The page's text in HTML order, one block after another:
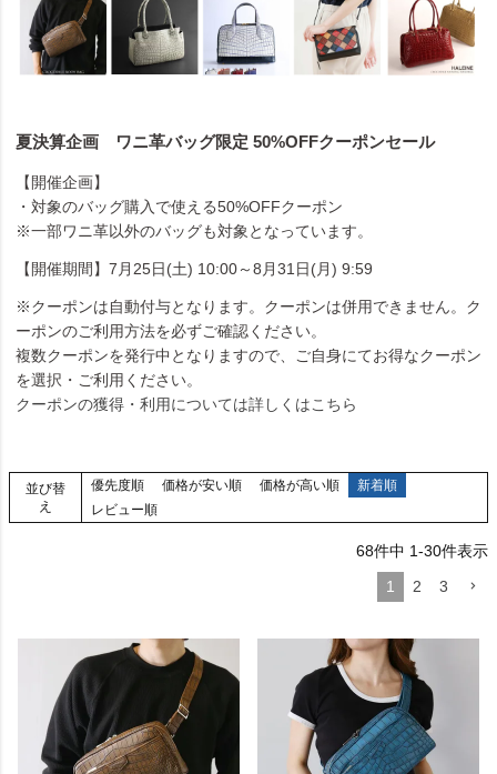
夏決算企画 ワニ革バッグ限定 50%OFFクーポンセール
【開催企画】
・対象のバッグ購入で使える50%OFFクーポン
※一部ワニ革以外のバッグも対象となっています。
【開催期間】7月25日(土) 10:00～8月31日(月) 9:59
※クーポンは自動付与となります。クーポンは併用できません。ク
ーポンのご利用方法を必ずご確認ください。
複数クーポンを発行中となりますので、ご自身にてお得なクーポン
を選択・ご利用ください。
クーポンの獲得・利用については詳しくはこちら
並び替
え
優先度順 価格が安い順 価格が高い順
新着順
レビュー順
68件中 1-30件表示
1
2 3